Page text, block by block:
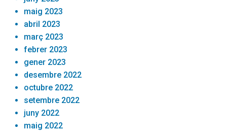
maig 2023
abril 2023
març 2023
febrer 2023
gener 2023
desembre 2022
octubre 2022
setembre 2022
juny 2022
maig 2022